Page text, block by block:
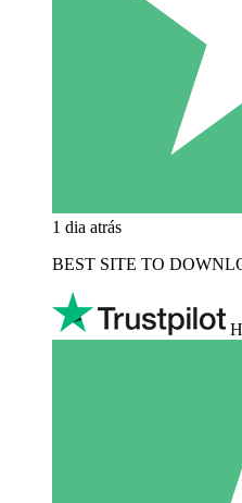
1 dia atrás
BEST SITE TO